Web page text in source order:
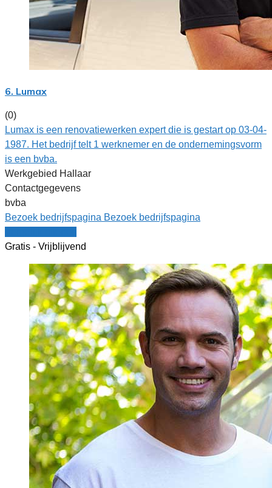
6. Lumax
(0)
Lumax is een renovatiewerken expert die is gestart op 03-04-
1987. Het bedrijf telt 1 werknemer en de ondernemingsvorm
is een bvba.
Werkgebied Hallaar
Contactgegevens
bvba
Bezoek bedrijfspagina Bezoek bedrijfspagina
Gratis - Vrijblijvend